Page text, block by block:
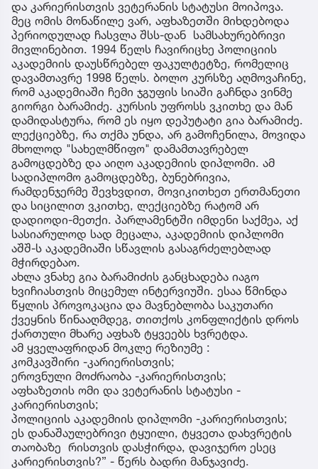
და კარიერისთვის ვეტერანის სტატუსი მოიპოვა.
მეც ომის მონაწილე ვარ, აფხაზეთში მიხდებოდა
პერიოდულად ჩასვლა შსს-დან სამსახურებრივი
მივლინებით. 1994 წელს ჩავირიცხე პოლიციის
აკადემიის დაუსწრებელ ფაკულტეტზე, რომელიც
დავამთავრე 1998 წელს. ბოლო კურსზე აღმოვაჩინე,
რომ აკადემიაში ჩემი ჯგუფის სიაში გაჩნდა ვინმე
გიორგი ბარამიძე. კურსის უფროსს ვკითხე და მან
დამიდასტურა, რომ ეს იყო დეპუტატი გია ბარამიძე.
ლექციებზე, რა თქმა უნდა, არ გამოჩენილა, მოვიდა
მხოლოდ "სახელმწიფო" დამამთავრებელ
გამოცდებზე და აიღო აკადემიის დიპლომი. ამ
სადიპლომო გამოცდებზე, ბუნებრივია,
რამდენჯერმე შევხვდით, მოვიკითხეთ ერთმანეთი
და სიცილით ვკითხე, ლექციებზე რატომ არ
დადიოდი-მეთქი. პარლამენტში იმდენი საქმეა, აქ
სასიარულოდ სად მეცალა, აკადემიის დიპლომი
აშშ-ს აკადემიაში სწავლის გასაგრძელებლად
მჭირდებაო.
ახლა ვნახე გია ბარამიძის განცხადება იაგო
ხვიჩიასთვის მიცემულ ინტერვიუში. ესაა წმინდა
წყლის პროვოკაცია და მავნებლობა საკუთარი
ქვეყნის წინააღმდეგ, თითქოს კონფლიქტის დროს
ქართული მხარე აფხაზ ტყვეებს ხვრეტდა.
ამ ყველაფრიდან მოკლე რეზიუმე :
კომკავშირი -კარიერისთვის;
ეროვნული მოძრაობა -კარიერისთვის;
აფხაზეთის ომი და ვეტერანის სტატუსი -
კარიერისთვის;
პოლიციის აკადემიის დიპლომი -კარიერისთვის;
ეს დანაშაულებრივი ტყუილი, ტყვეთა დახვრეტის
თაობაზე რისთვის დასჭირდა, დავიჯერო ესეც
კარიერისთვის?” - წერს ბადრი მანჯავიძე.